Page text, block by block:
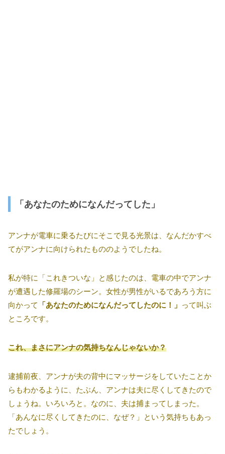
「あなたのためになんだってした」
アンナが電車に乗るたびにそこで見る光景は、なんだかすべ
てがアンナに向けられたもののようでしたね。
私が特に「これきついな」と感じたのは、電車の中でアンナ
が遭遇した修羅場のシーン。女性が男性がいるであろう方に
向かって
「あなたのためになんだってしたのに！」 って叫ぶ
ところです。
これ、まさにアンナの気持ちなんじゃないか？
逮捕前夜、アンナが夫の背中にマッサージをしていたことか
らもわかるように、たぶん、アンナは夫に尽くしてきたので
しょうね。いろいろと。なのに、夫は捕まってしまった。
「あんなに尽くしてきたのに、なぜ？」という気持ちもあっ
たでしょう。